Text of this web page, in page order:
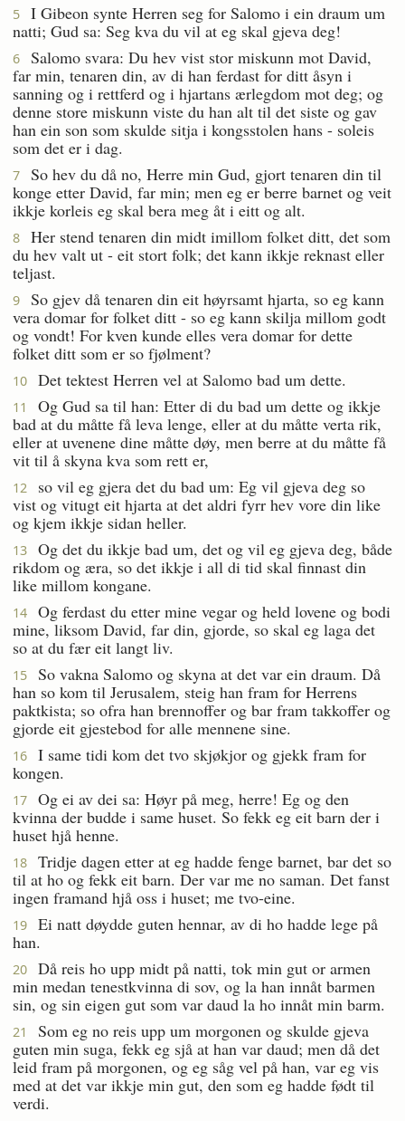
5
I Gibeon synte Herren seg for Salomo i ein draum um
natti; Gud sa: Seg kva du vil at eg skal gjeva deg!
6
Salomo svara: Du hev vist stor miskunn mot David,
far min, tenaren din, av di han ferdast for ditt åsyn i
sanning og i rettferd og i hjartans ærlegdom mot deg; og
denne store miskunn viste du han alt til det siste og gav
han ein son som skulde sitja i kongsstolen hans - soleis
som det er i dag.
7
So hev du då no, Herre min Gud, gjort tenaren din til
konge etter David, far min; men eg er berre barnet og veit
ikkje korleis eg skal bera meg åt i eitt og alt.
8
Her stend tenaren din midt imillom folket ditt, det som
du hev valt ut - eit stort folk; det kann ikkje reknast eller
teljast.
9
So gjev då tenaren din eit høyrsamt hjarta, so eg kann
vera domar for folket ditt - so eg kann skilja millom godt
og vondt! For kven kunde elles vera domar for dette
folket ditt som er so fjølment?
10 Det tektest Herren vel at Salomo bad um dette.
11
Og Gud sa til han: Etter di du bad um dette og ikkje
bad at du måtte få leva lenge, eller at du måtte verta rik,
eller at uvenene dine måtte døy, men berre at du måtte få
vit til å skyna kva som rett er,
12
so vil eg gjera det du bad um: Eg vil gjeva deg so
vist og vitugt eit hjarta at det aldri fyrr hev vore din like
og kjem ikkje sidan heller.
13
Og det du ikkje bad um, det og vil eg gjeva deg, både
rikdom og æra, so det ikkje i all di tid skal finnast din
like millom kongane.
14
Og ferdast du etter mine vegar og held lovene og bodi
mine, liksom David, far din, gjorde, so skal eg laga det
so at du fær eit langt liv.
15
So vakna Salomo og skyna at det var ein draum. Då
han so kom til Jerusalem, steig han fram for Herrens
paktkista; so ofra han brennoffer og bar fram takkoffer og
gjorde eit gjestebod for alle mennene sine.
16
I same tidi kom det tvo skjøkjor og gjekk fram for
kongen.
17
Og ei av dei sa: Høyr på meg, herre! Eg og den
kvinna der budde i same huset. So fekk eg eit barn der i
huset hjå henne.
18
Tridje dagen etter at eg hadde fenge barnet, bar det so
til at ho og fekk eit barn. Der var me no saman. Det fanst
ingen framand hjå oss i huset; me tvo-eine.
19
Ei natt døydde guten hennar, av di ho hadde lege på
han.
20
Då reis ho upp midt på natti, tok min gut or armen
min medan tenestkvinna di sov, og la han innåt barmen
sin, og sin eigen gut som var daud la ho innåt min barm.
21
Som eg no reis upp um morgonen og skulde gjeva
guten min suga, fekk eg sjå at han var daud; men då det
leid fram på morgonen, og eg såg vel på han, var eg vis
med at det var ikkje min gut, den som eg hadde født til
verdi.